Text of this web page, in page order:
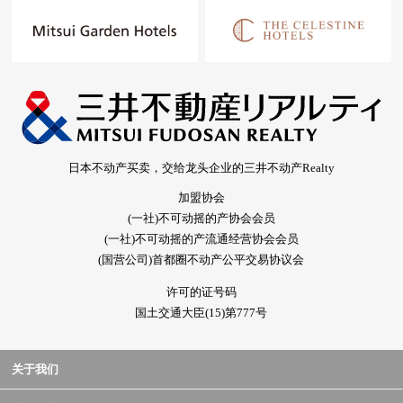
日本不动产买卖，交给龙头企业的三井不动产Realty
加盟协会
(一社)不可动摇的产协会会员
(一社)不可动摇的产流通经营协会会员
(国营公司)首都圈不动产公平交易协议会
许可的证号码
国土交通大臣(15)第777号
关于我们